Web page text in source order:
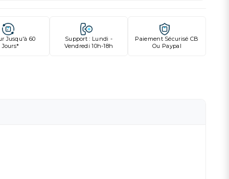
Jusqu'à 60
Jours*
Support : Lundi -
Vendredi 10h-18h
Paiement Sécurisé CB
Ou Paypal